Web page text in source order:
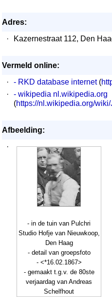
Adres:
·
Kazernestraat 112, Den
Vermeld online:
·
- RKD database internet(
·
- wikipedia nl.wikipedia.org
(https://nl.wikipedia.org/
Afbeelding:
·
- in de tuin van Pulchri
Studio Hofje van Nieuwkoop,
Den Haag
- detail van groepsfoto
- <*16.02.1867>
- gemaakt t.g.v. de 80ste
verjaardag van Andreas
Schelfhout